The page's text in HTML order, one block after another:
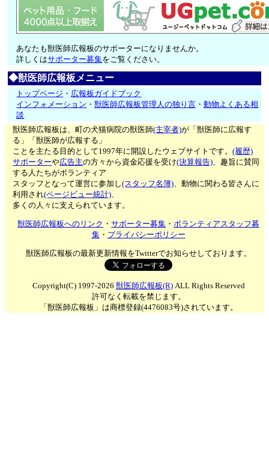
あなたも獣医師広報板のサポーターになりませんか。
詳しくはサポーター募集をご覧ください。
◆獣医師広報板メニュー
トップページ ・ 広報板ガイドブック
インフォメーション ・獣医師広報板管理人の独り言 ・動物よくある相
談
獣医師広報板は、町の犬猫病院の獣医師(主宰者)が「獣医師に広報す
る」「獣医師が広報する」
ことを主たる目的として1997年に開設したウェブサイトです。(履歴)
サポーターや広告主の方々から資金応援を受け(決算報告)、趣旨に賛同
する人たちがボランティア
スタッフとなって運営に参加し(スタッフ名簿)、動物に関わる皆さんに
利用され(ページビュー統計)、
多くの人々に支えられています。
獣医師広報板へのリンク ・サポーター募集 ・ボランティアスタッフ募
集・ プライバシーポリシー
獣医師広報板の最新更新情報をTwitterでお知らせしております。
Copyright(C) 1997-2026 獣医師広報板(R)ALL Rights Reserved
許可なく転載を禁じます。
「獣医師広報板」は商標登録(4476083号)されています。